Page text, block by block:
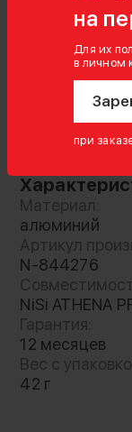
на
Для их
в личном
при
Лёгкая и
ATHENA
алюминия, а
для защиты
Материал:
алюминий
Артикул
N-844276
NiSi ATHENA
Гарантия:
12 месяцев
Вес с
42 г